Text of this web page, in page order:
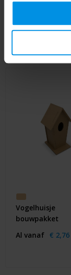
Vogelhuisje
Vogelhuisje
bouwpakket
Al vanaf € 2,76